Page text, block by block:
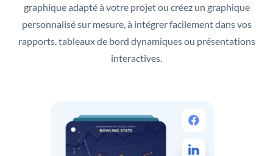
graphique adapté à votre projet ou créez un graphique
personnalisé sur mesure, à intégrer facilement dans vos
rapports, tableaux de bord dynamiques ou présentations
interactives.